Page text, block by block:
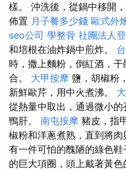
樣。 沖洗後，從鍋中移開
佈置 月子餐多少錢 歐式外
seo公司 學整骨 社團法人
和培根在油炸鍋中煎炸。
時，撒上麵粉，倒紅酒，
合。 大甲按摩 鹽，胡椒粉
新鮮歐芹，用中火煮沸。
從熱量中取出，通過微小
鴨肝。 南屯按摩 豬皮，指
椒粉和洋蔥煮熟，直到將
有一件可怕的醜陋的綠色
的巨大項圈，頭上戴著黃色